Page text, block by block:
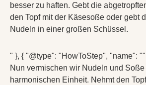
besser zu haften. Gebt die
den Topf mit der Käsesoße oder gebt
Nudeln in einer großen Schüssel.
" }, { "@type": "HowToStep", "name":
Nun vermischen wir Nudeln und
harmonischen Einheit. Nehmt den